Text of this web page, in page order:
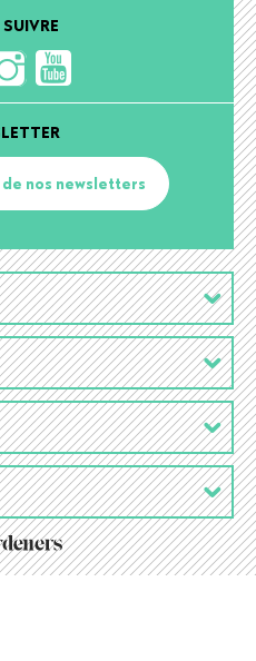
nos newsletters